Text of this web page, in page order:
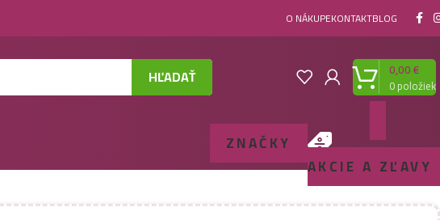
O NÁKUPEKONTAKTBLOG
HĽADAŤ 0položiek
0,00€
ZNAČKY
AKCIE A ZĽAVY